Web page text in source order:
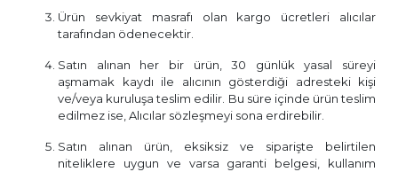
Ürün sevkiyat masrafı olan kargo ücretleri alıcılar
tarafından ödenecektir.
Satın alınan her bir ürün, 30 günlük yasal süreyi
aşmamak kaydı ile alıcının gösterdiği adresteki kişi
ve/veya kuruluşa teslim edilir. Bu süre içinde ürün teslim
edilmez ise, Alıcılar sözleşmeyi sona erdirebilir.
Satın alınan ürün, eksiksiz ve siparişte belirtilen
niteliklere uygun ve varsa garanti belgesi, kullanım